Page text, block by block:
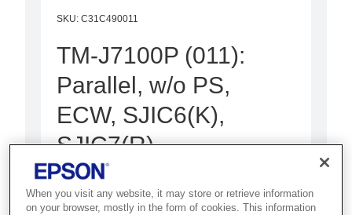
SKU: C31C490011
TM-J7100P (011):
Parallel, w/o PS,
ECW, SJIC6(K),
SJIC7(R)
Best for retail and hospitality
environments that need
When you visit any website, it may store or retrieve information
on your browser, mostly in the form of cookies. This information